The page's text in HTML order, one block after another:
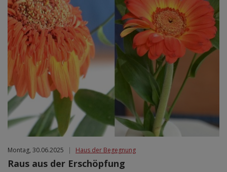
Montag, 30.06.2025 | Haus der Begegnung
Raus aus der Erschöpfung